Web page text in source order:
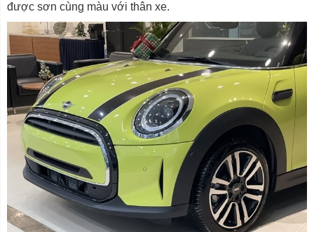
được sơn cùng màu với thân xe.